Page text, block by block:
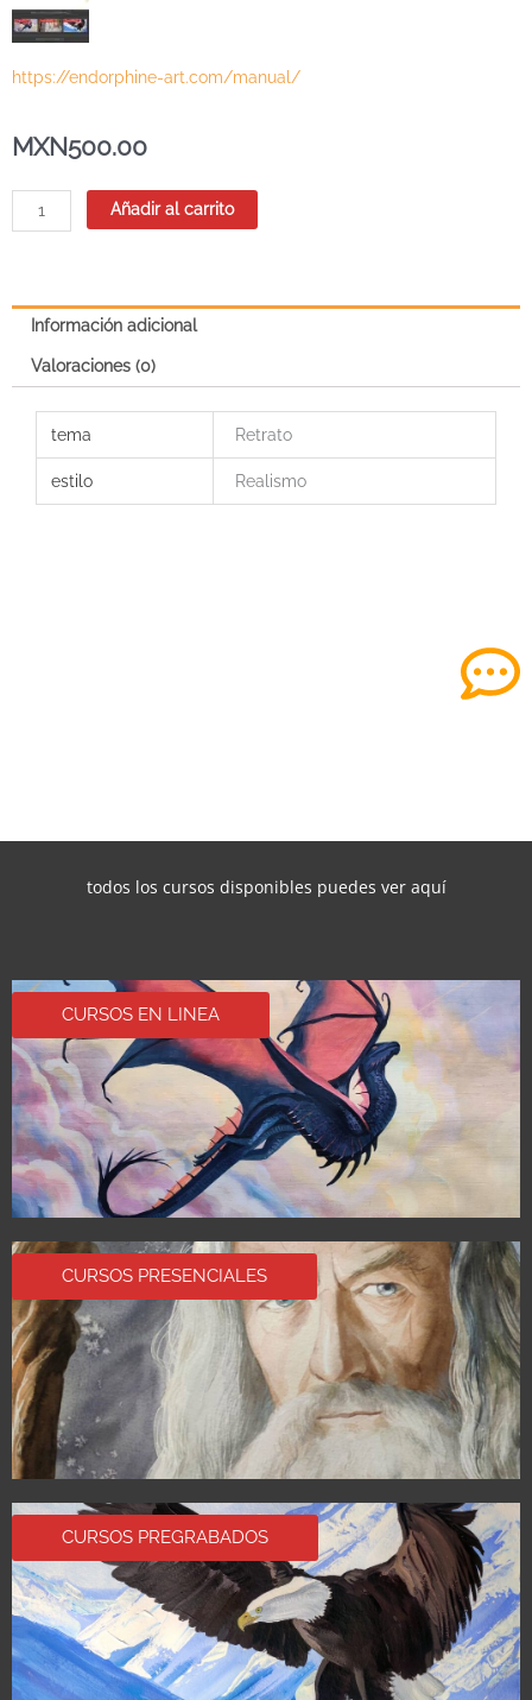
https://endorphine-art.com/manual/
MXN500.00
de
la
acuarela
mano
alzada
horas)
cantidad
Añadir al carrito
Información adicional
Valoraciones (0)
tema Retrato
estilo Realismo
todos los cursos disponibles puedes ver aquí
CURSOS EN LINEA
CURSOS PRESENCIALES
CURSOS PREGRABADOS